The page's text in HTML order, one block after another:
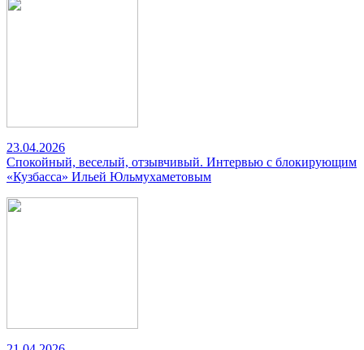
23.04.2026
Спокойный, веселый, отзывчивый. Интервью с блокирующим
«Кузбасса» Ильей Юльмухаметовым